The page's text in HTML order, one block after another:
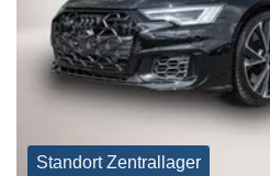
Standort Zentrallager